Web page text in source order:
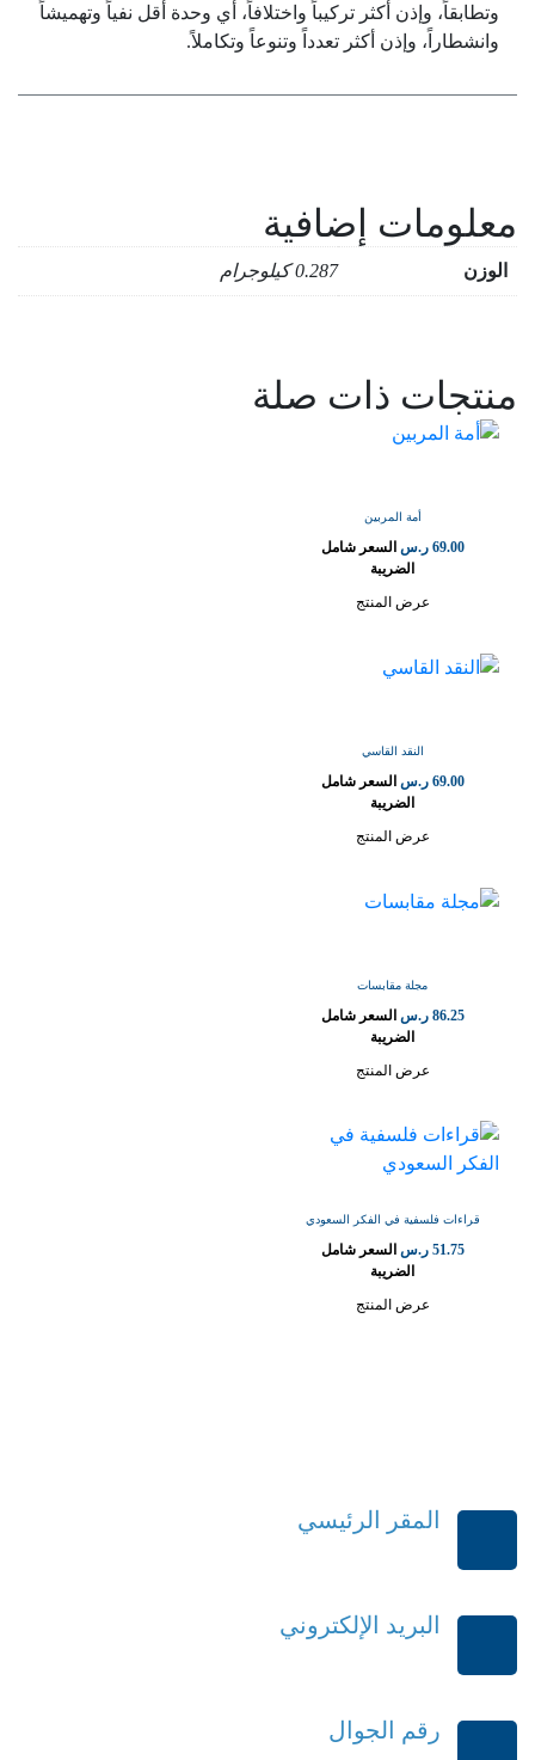
وتطابقاً، وإذن أكثر تركيباً واختلافاً، أي وحدة أقل نفياً وتهميشاً
وانشطاراً، وإذن أكثر تعدداً وتنوعاً وتكاملاً.
معلومات إضافية
الوزن 0.287 كيلوجرام
منتجات ذات صلة
أمة المربين
69.00 ر.س السعر شامل
الضريبة
عرض المنتج
النقد القاسي
69.00 ر.س السعر شامل
الضريبة
عرض المنتج
مجلة مقابسات
86.25 ر.س السعر شامل
الضريبة
عرض المنتج
قراءات فلسفية في الفكر السعودي
51.75 ر.س السعر شامل
الضريبة
عرض المنتج
المقر الرئيسي
البريد الإلكتروني
رقم الجوال